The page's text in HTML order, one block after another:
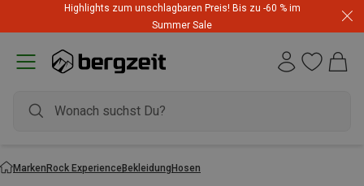
Highlights zum unschlagbaren Preis! Bis zu -60 % im
Summer Sale
MarkenRock ExperienceBekleidungHosen